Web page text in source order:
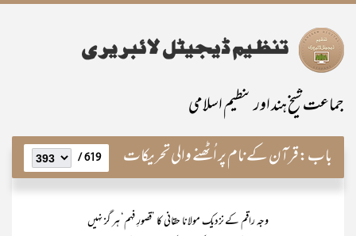
جماعت شیخ ہند اور تنظیم اسلامی
باب:قرآن کے نام پر اُٹھنے والی تحریکات 619 /
وجہ راقم کے نزدیک مولانا حقانی کا ’قصورِ فہم‘ ہر گز نہیں